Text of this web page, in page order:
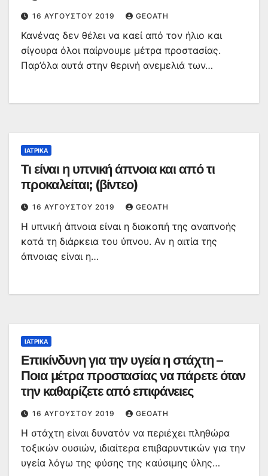
16 ΑΥΓΟΎΣΤΟΥ 2019 GEOATH
Κανένας δεν θέλει να καεί από τον ήλιο και
σίγουρα όλοι παίρνουμε μέτρα προστασίας.
Παρ’όλα αυτά στην θερινή ανεμελιά των…
ΙΑΤΡΙΚΆ
Τι είναι η υπνική άπνοια και από τι
προκαλείται; (βίντεο)
16 ΑΥΓΟΎΣΤΟΥ 2019 GEOATH
Η υπνική άπνοια είναι η διακοπή της αναπνοής
κατά τη διάρκεια του ύπνου. Αν η αιτία της
άπνοιας είναι η…
ΙΑΤΡΙΚΆ
Επικίνδυνη για την υγεία η στάχτη –
Ποια μέτρα προστασίας να πάρετε όταν
την καθαρίζετε από επιφάνειες
16 ΑΥΓΟΎΣΤΟΥ 2019 GEOATH
Η στάχτη είναι δυνατόν να περιέχει πληθώρα
τοξικών ουσιών, ιδιαίτερα επιβαρυντικών για την
υγεία λόγω της φύσης της καύσιμης ύλης…